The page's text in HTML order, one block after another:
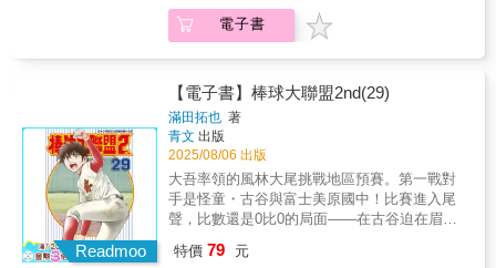
書特色●以賭博的強弱決定地位高低的貴族子女
名門學校裡，為賭而瘋狂的前方等待的是可怕
冊！●第2回「次にくるマンガ大賞」漫畫部門
第3名。（「次にくるマンガ大賞」是DAVINCI
與niconico 2014年所創設，以發掘、介紹為目
的NEXT下一個會爆紅的漫畫賞）●第18集台灣
中文版首刷限定「夢子的歡愉」表情收藏卡第
18彈！●改編動畫&真人日劇大受好評！
電子書
Readmoo
【電子書】棒球大聯盟2nd(29)
滿田拓也 著
青文 出版
2025/08/06 出版
大吾率領的風林大尾挑戰地區預賽。第一戰對
手是怪童・古谷與富士美原國中！比賽進入尾
聲，比數還是0比0的局面——在古谷迫在眉梢
林大尾展開殊死纏鬥，只為了延續打席讓古谷
特價 79 元